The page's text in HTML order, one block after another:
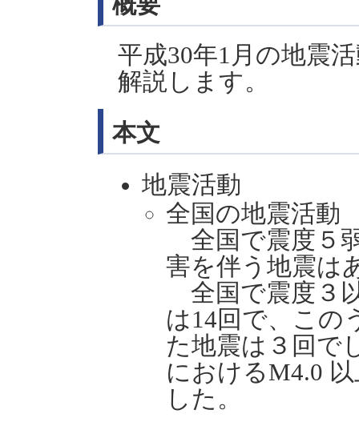
平成30年1月の地震
解説します。
本文
地震活動
全国の地震活動
全国で震度５
害を伴う地震は
全国で震度３
は14回で、この
た地震は３回で
におけるM4.0
した。